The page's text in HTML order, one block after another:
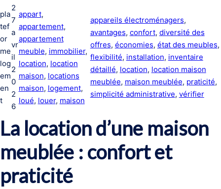
pla
tef
or
me
log
em
en
t
2
7
a
vr
il
2
0
2
6
appart
appartement
appartement
meuble, immobilier
location, location
maison, locations
maison, logement
loué, louer, maison
appareils électroménagers
avantages, confort, diversité des
offres, économies, état des meubles
flexibilité, installation, inventaire
détaillé, location, location maison
meublée, maison meublée, praticité
simplicité administrative, vérifier
La location d’une maison
meublée : confort et
praticité